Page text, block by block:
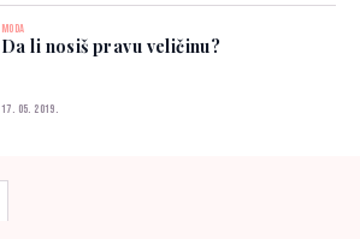
MODA
Da li nosiš pravu veličinu?
17. 05. 2019.